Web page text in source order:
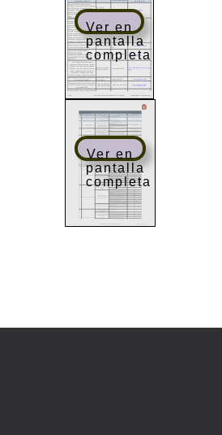
Ver en
pantalla
completa
Ver en
pantalla
completa